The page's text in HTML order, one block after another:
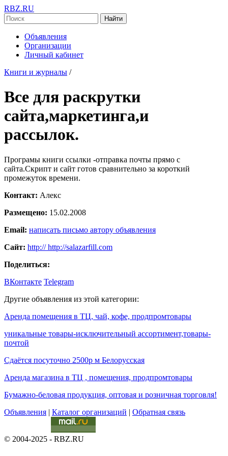
RBZ.RU
Найти
Объявления
Организации
Личный кабинет
Книги и журналы /
Все для раскрутки
сайта,маркетинга,и
рассылок.
Програмы книги ссылки -отправка почты прямо с
сайта.Cкрипт и сайт готов сравнительно за короткий
промежуток времени.
Контакт: Алекс
Размещено: 15.02.2008
Email: написать письмо автору объявления
Сайт: http:// http://salazarfill.com
Поделиться:
ВКонтакте Telegram
Другие объявления из этой категории:
Аренда помещения в ТЦ, чай, кофе, продпромтовары
уникальные товары-исключительный ассортимент,товары-
почтой
Сдаётся посуточно 2500р м Белорусская
Аренда магазина в ТЦ , помещения, продпромтовары
Бумажно-беловая продукция, оптовая и розничная торговля!
Объявления | Каталог организаций | Обратная связь
© 2004-2025 - RBZ.RU